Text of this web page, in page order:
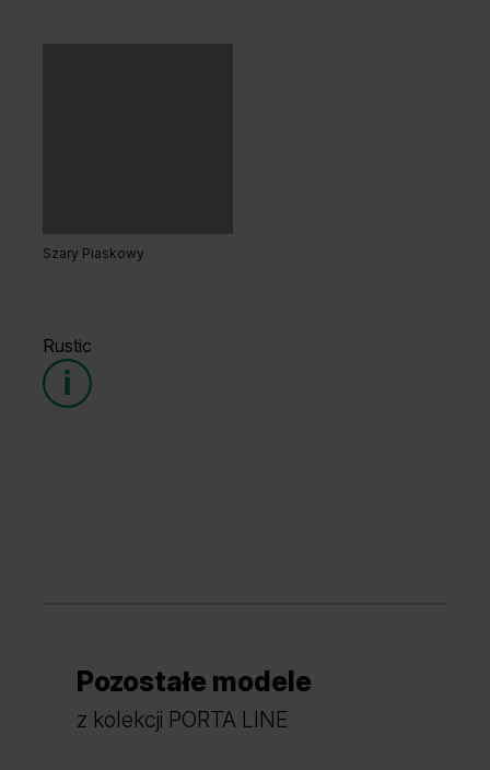
Hikora Naturalna
Szary Piaskowy
Rustic
Dąb Angielski Hamilton Hikora Jackson Ciemny
Pozostałe modele
z kolekcji PORTA LINE